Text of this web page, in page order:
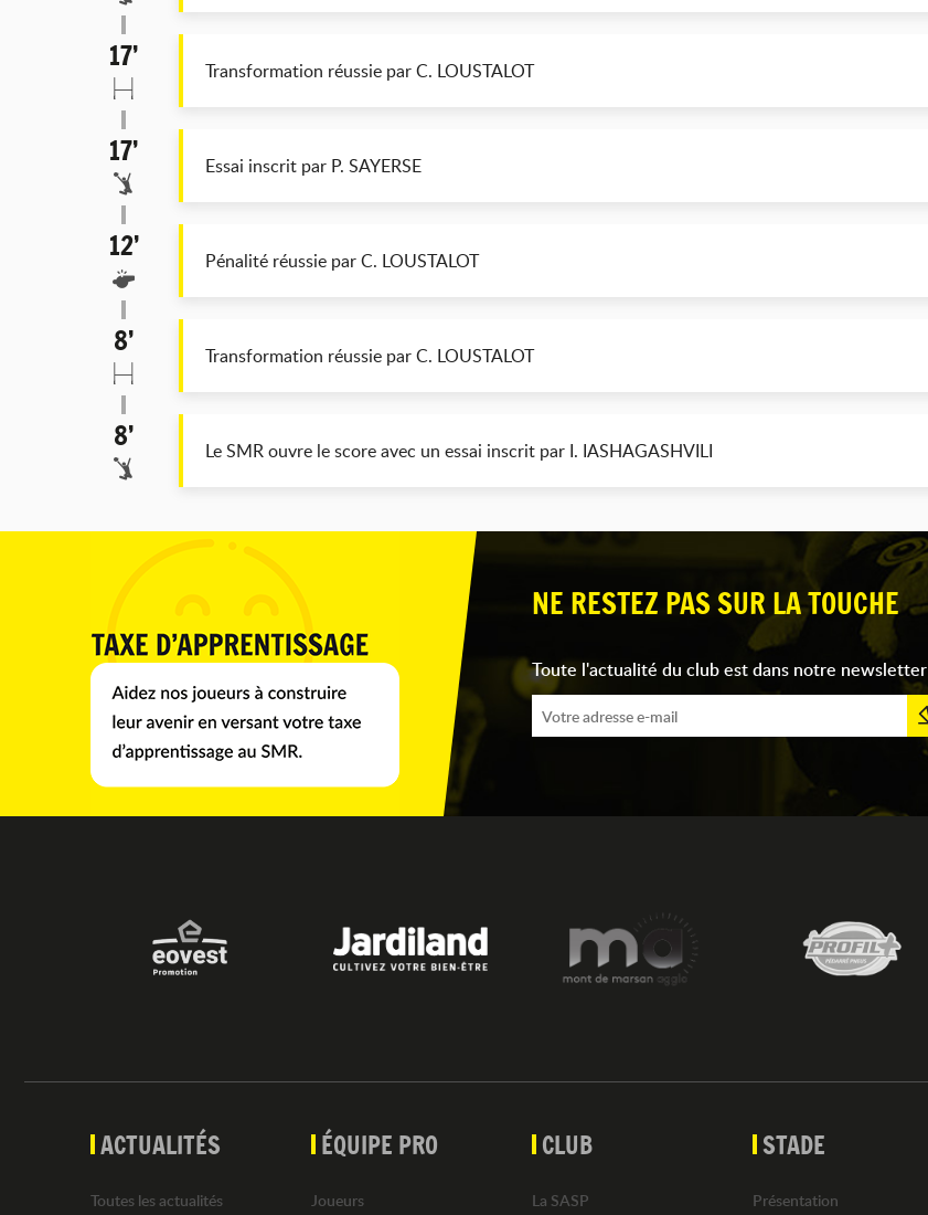
17’ Transformation réussie par C. LOUSTALOT
17’ Essai inscrit par P. SAYERSE
12’ Pénalité réussie par C. LOUSTALOT
8’ Transformation réussie par C. LOUSTALOT
8’ Le SMR ouvre le score avec un essai inscrit par I. IASHAGASHVILI
NE RESTEZ PAS SUR LA TOUCHE
Toute l'actualité du club est dans notre newsletter
ACTUALITÉS
Toutes les actualités
ÉQUIPE PRO
Joueurs
CLUB
La SASP
STADE
Présentation